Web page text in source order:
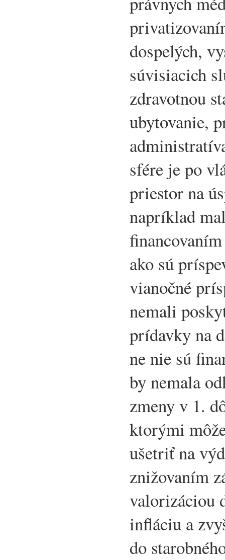
dospelých,
súvisiacich
zdravotnou
ubytovanie,
sfére je po
priestor na
napríklad
ako sú
vianočné
nemali
prídavky na
ne nie sú
by nemala
zmeny v 1.
ktorými
ušetriť na
znižovaním
valorizáciou
infláciu a
do